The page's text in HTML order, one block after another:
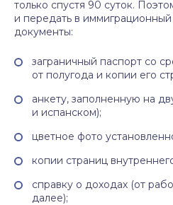
только спустя 90 суток.
и передать в
документы:
заграничный паспорт со
от полугода и копии его
анкету, заполненную на
и испанском);
цветное фото
копии страниц
справку о доходах (от
далее);